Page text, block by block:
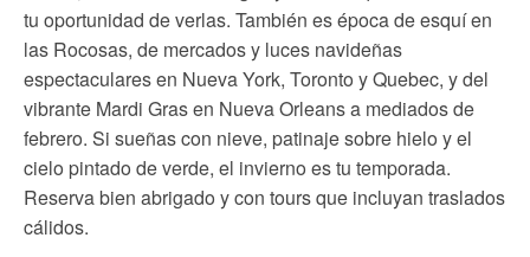
tu oportunidad de verlas. También es época de esquí en
las Rocosas, de mercados y luces navideñas
espectaculares en Nueva York, Toronto y Quebec, y del
vibrante Mardi Gras en Nueva Orleans a mediados de
febrero. Si sueñas con nieve, patinaje sobre hielo y el
cielo pintado de verde, el invierno es tu temporada.
Reserva bien abrigado y con tours que incluyan traslados
cálidos.